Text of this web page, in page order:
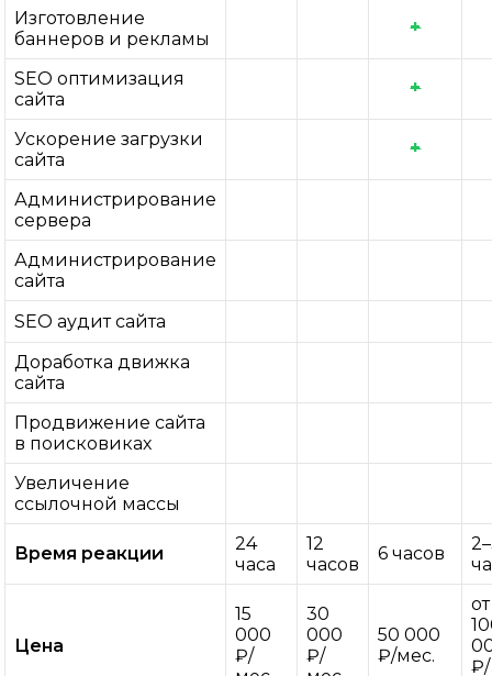
Изготовление
баннеров и рекламы
+
SEO оптимизация
сайта
+
Ускорение загрузки
сайта
+
Администрирование
сервера
Администрирование
сайта
SEO аудит сайта
Доработка движка
сайта
Продвижение сайта
в поисковиках
Увеличение
ссылочной массы
Время реакции
24
часа
12
часов
6 часов
Цена
15
000
₽/
30
000
₽/
50 000
₽/мес.
от
₽/